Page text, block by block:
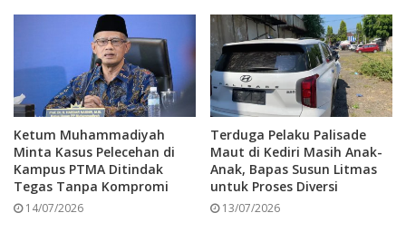
perayaan ulang tahun ini memberiman
manfaatnya bagi masyarakat,” harapnya.
Sementara, Kader Hanindhito Himawan
Pramana menilai, perayaan HUT ke-52 ini
sebagai bentuk refleksi baik secara perjalanan
partai maupun solidaritas struktur partai.
Ketum Muhammadiyah
Minta Kasus Pelecehan di
Kampus PTMA Ditindak
Tegas Tanpa Kompromi
14/07/2026
Terduga Pelaku Palisade
Maut di Kediri Masih Anak-
Anak, Bapas Susun Litmas
untuk Proses Diversi
13/07/2026